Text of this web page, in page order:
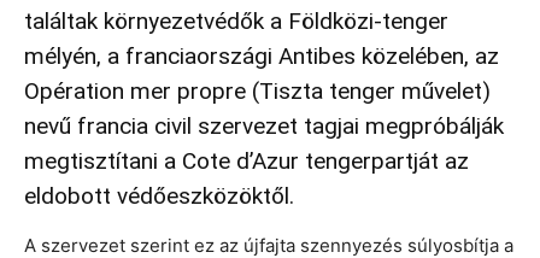
találtak környezetvédők a Földközi-tenger
mélyén, a franciaországi Antibes közelében, az
Opération mer propre (Tiszta tenger művelet)
nevű francia civil szervezet tagjai megpróbálják
megtisztítani a Cote d’Azur tengerpartját az
eldobott védőeszközöktől.
A szervezet szerint ez az újfajta szennyezés súlyosbítja a